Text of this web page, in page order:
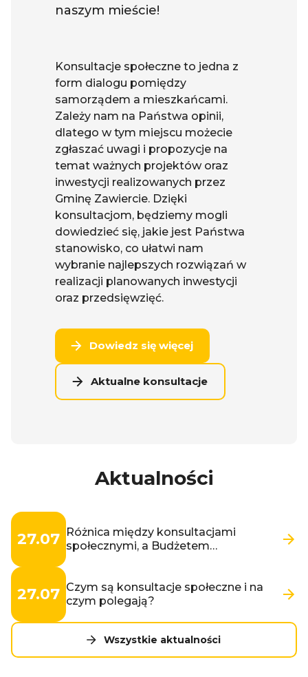
naszym mieście!
Konsultacje społeczne to jedna z
form dialogu pomiędzy
samorządem a mieszkańcami.
Zależy nam na Państwa opinii,
dlatego w tym miejscu możecie
zgłaszać uwagi i propozycje na
temat ważnych projektów oraz
inwestycji realizowanych przez
Gminę Zawiercie. Dzięki
konsultacjom, będziemy mogli
dowiedzieć się, jakie jest Państwa
stanowisko, co ułatwi nam
wybranie najlepszych rozwiązań w
realizacji planowanych inwestycji
oraz przedsięwzięć.
Dowiedz się więcej
Aktualne konsultacje
Aktualności
27.07 Różnica między konsultacjami
społecznymi, a Budżetem
27.07 Czym są konsultacje społeczne i na
czym polegają?
Wszystkie aktualności